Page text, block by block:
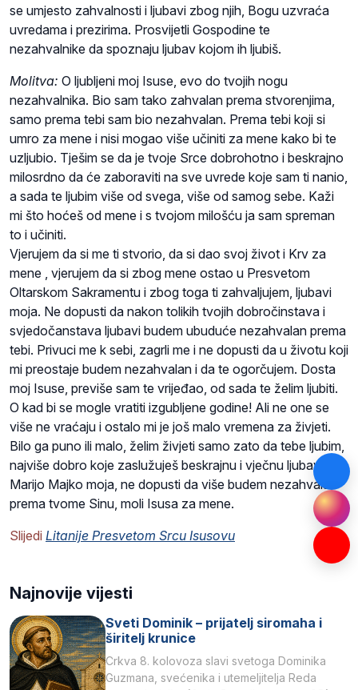
se umjesto zahvalnosti i ljubavi zbog njih, Bogu uzvraća
uvredama i prezirima. Prosvijetli Gospodine te
nezahvalnike da spoznaju ljubav kojom ih ljubiš.
Molitva: O ljubljeni moj Isuse, evo do tvojih nogu
nezahvalnika. Bio sam tako zahvalan prema stvorenjima,
samo prema tebi sam bio nezahvalan. Prema tebi koji si
umro za mene i nisi mogao više učiniti za mene kako bi te
uzljubio. Tješim se da je tvoje Srce dobrohotno i beskrajno
milosrdno da će zaboraviti na sve uvrede koje sam ti nanio,
a sada te ljubim više od svega, više od samog sebe. Kaži
mi što hoćeš od mene i s tvojom milošću ja sam spreman
to i učiniti.
Vjerujem da si me ti stvorio, da si dao svoj život i Krv za
mene , vjerujem da si zbog mene ostao u Presvetom
Oltarskom Sakramentu i zbog toga ti zahvaljujem, ljubavi
moja. Ne dopusti da nakon tolikih tvojih dobročinstava i
svjedočanstava ljubavi budem ubuduće nezahvalan prema
tebi. Privuci me k sebi, zagrli me i ne dopusti da u životu koji
mi preostaje budem nezahvalan i da te ogorčujem. Dosta
moj Isuse, previše sam te vrijeđao, od sada te želim ljubiti.
O kad bi se mogle vratiti izgubljene godine! Ali ne one se
više ne vraćaju i ostalo mi je još malo vremena za živjeti.
Bilo ga puno ili malo, želim živjeti samo zato da tebe ljubim,
najviše dobro koje zaslužuješ beskrajnu i vječnu ljubav.
Marijo Majko moja, ne dopusti da više budem nezahvalan
prema tvome Sinu, moli Isusa za mene.
Slijedi Litanije Presvetom Srcu Isusovu
Najnovije vijesti
Sveti Dominik – prijatelj siromaha i
širitelj krunice
Crkva 8. kolovoza slavi svetoga Dominika
Guzmana, svećenika i utemeljitelja Reda